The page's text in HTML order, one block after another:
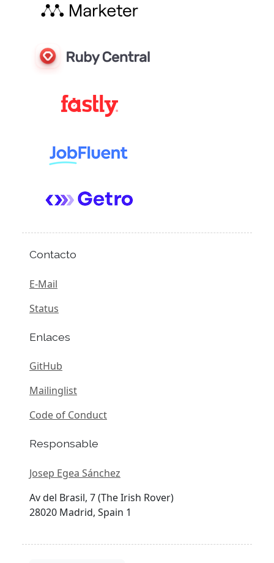
Contacto
E-Mail
Status
Enlaces
GitHub
Mailinglist
Code of Conduct
Responsable
Josep Egea Sánchez
Av del Brasil, 7 (The Irish Rover)
28020 Madrid, Spain 1